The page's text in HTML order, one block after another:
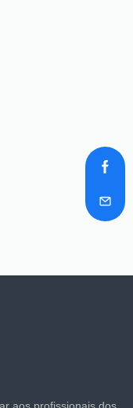
aos profissionais dos